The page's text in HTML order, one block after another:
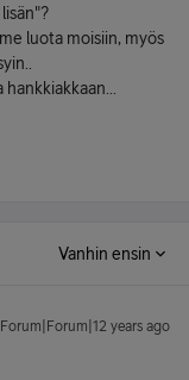
luota moisiin, myös
Vanhin ensin
Forum|Forum|12 years ago